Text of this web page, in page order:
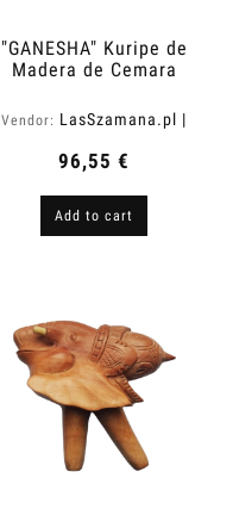
"GANESHA" Kuripe de
Madera de Cemara
Vendor: LasSzamana.pl |
96,55 €
Add to cart